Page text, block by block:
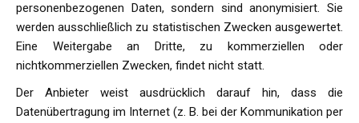
personenbezogenen Daten, sondern sind anonymisiert. Sie
werden ausschließlich zu statistischen Zwecken ausgewertet.
Eine Weitergabe an Dritte, zu kommerziellen oder
nichtkommerziellen Zwecken, findet nicht statt.
Der Anbieter weist ausdrücklich darauf hin, dass die
Datenübertragung im Internet (z. B. bei der Kommunikation per